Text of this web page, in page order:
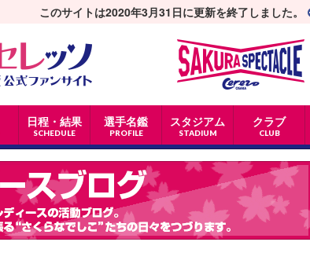
日程・結果
SCHEDULE
選手名鑑
PROFILE
スタジアム
STADIUM
クラブ
CLUB
このサイトは2020年3月31日に更新を終了しました。